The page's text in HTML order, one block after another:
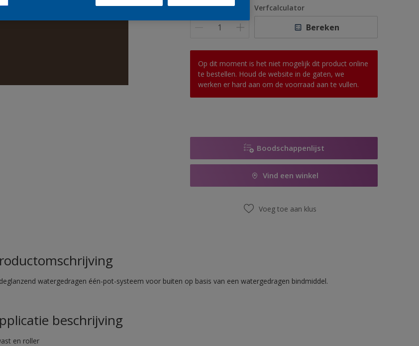
Aantal Verfcalculator
Bereken
Op dit moment is het niet mogelijk dit product online
te bestellen. Houd de website in de gaten, we
werken er hard aan om de voorraad aan te vullen.
Boodschappenlijst
Vind een winkel
Voeg toe aan klus
watergedragen één-pot-systeem voor buiten op basis van een watergedragen bindmiddel.
beschrijving
en roller